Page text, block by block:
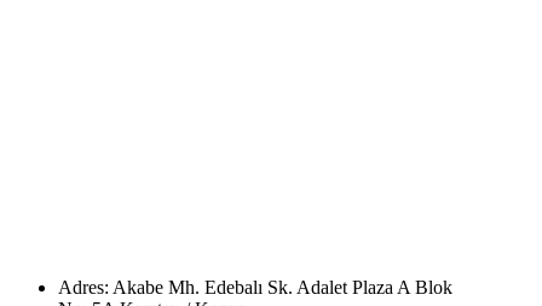
Adres: Akabe Mh. Edebalı Sk. Adalet Plaza A Blok